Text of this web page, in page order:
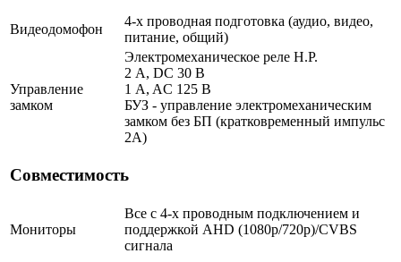
Видеодомофон
4-х проводная подготовка (аудио, видео,
питание, общий)
Управление
замком
Электромеханическое реле Н.Р.
2 A, DC 30 В
1 A, AC 125 В
БУЗ - управление электромеханическим
замком без БП (кратковременный импульс
2A)
Совместимость
Мониторы
Все с 4-х проводным подключением и
поддержкой AHD (1080p/720p)/CVBS
сигнала